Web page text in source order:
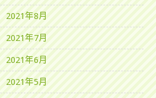
2021年8月
2021年7月
2021年6月
2021年5月